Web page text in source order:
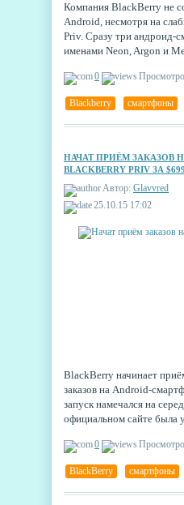
Компания BlackBerry не
Android, несмотря на
Priv. Сразу три андроид-
именами Neon, Argon и
года. Учитывая высокую
по более доступной цене
становлении
0
Blackberry смартфоны
НАЧАТ ПРИЁМ ЗАКАЗОВ
BLACKBERRY PRIV ЗА $699
Автор: Glavvred
25.10.15 17:02
BlackBerry начинает
заказов на Android-
запуск намечался на
официальном сайте была
производитель
поставки начнутся уже 6
аксессуаров к новинке
предварительному или
0
BlackBerry смартфоны